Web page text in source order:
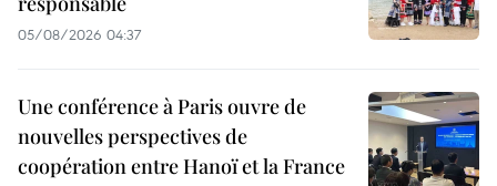
05/08/2026 04:37
Une conférence à Paris ouvre de
nouvelles perspectives de
coopération entre Hanoï et la France